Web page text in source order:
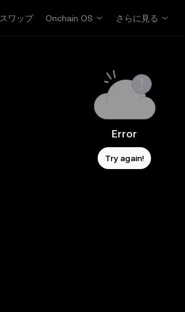
スワップ Onchain OS さらに見る
Error
Try again!